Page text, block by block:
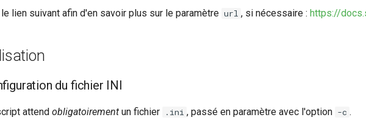
lien suivant afin d'en savoir plus sur le paramètre url , si nécessaire : https://
du fichier INI
attend obligatoirement un fichier .ini , passé en paramètre avec l'option -c .